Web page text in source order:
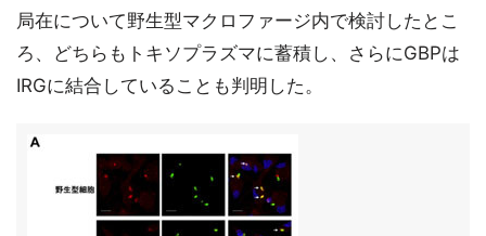
局在について野生型マクロファージ内で検討したとこ
ろ、どちらもトキソプラズマに蓄積し、さらにGBPは
IRGに結合していることも判明した。